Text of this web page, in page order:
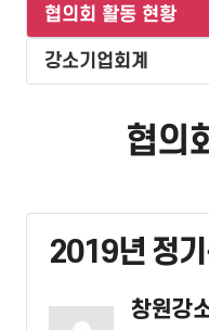
협의회 활동 현황
강소기업회계
협의
2019년 정
창원강